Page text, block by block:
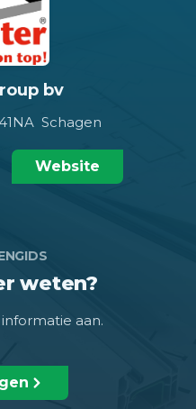
bv
Schagen
Website
weten?
aan.